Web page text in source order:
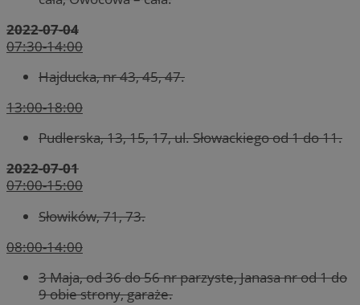
2022-07-04
07:30-14:00
Hajducka, nr 43, 45, 47.
13:00-18:00
Pudlerska, 13, 15, 17, ul. Słowackiego od 1 do 11.
2022-07-01
07:00-15:00
Słowików, 71, 73.
08:00-14:00
3 Maja, od 36 do 56 nr parzyste, Janasa nr od 1 do
9 obie strony,garaże.